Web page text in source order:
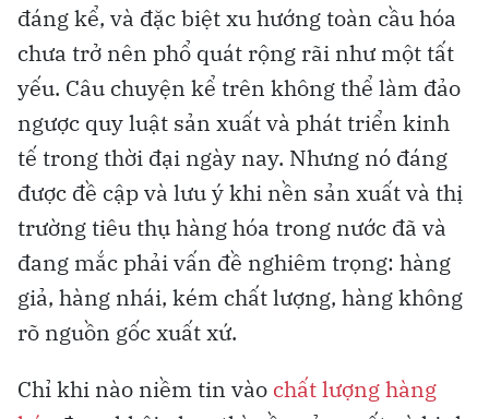
đáng kể, và đặc biệt xu hướng toàn cầu hóa
chưa trở nên phổ quát rộng rãi như một tất
yếu. Câu chuyện kể trên không thể làm đảo
ngược quy luật sản xuất và phát triển kinh
tế trong thời đại ngày nay. Nhưng nó đáng
được đề cập và lưu ý khi nền sản xuất và thị
trường tiêu thụ hàng hóa trong nước đã và
đang mắc phải vấn đề nghiêm trọng: hàng
giả, hàng nhái, kém chất lượng, hàng không
rõ nguồn gốc xuất xứ.
Chỉ khi nào niềm tin vào chất lượng hàng